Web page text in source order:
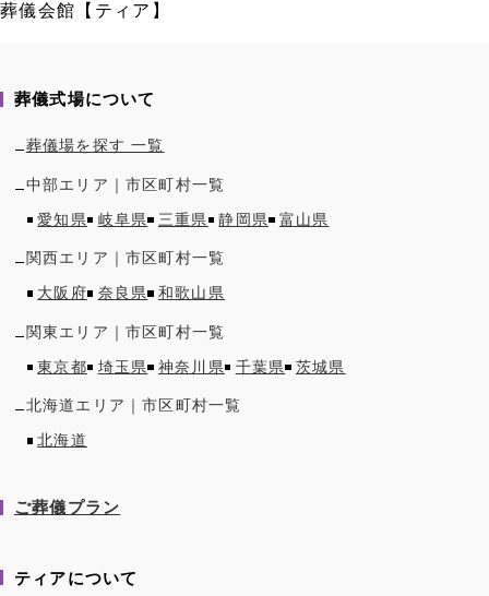
葬儀会館【ティア】
葬儀式場について
葬儀場を探す 一覧
中部エリア｜市区町村一覧
愛知県
岐阜県 三重県 静岡県 富山県
関西エリア｜市区町村一覧
大阪府
奈良県 和歌山県
関東エリア｜市区町村一覧
東京都
埼玉県 神奈川県 千葉県 茨城県
北海道エリア｜市区町村一覧
北海道
ご葬儀プラン
ティアについて